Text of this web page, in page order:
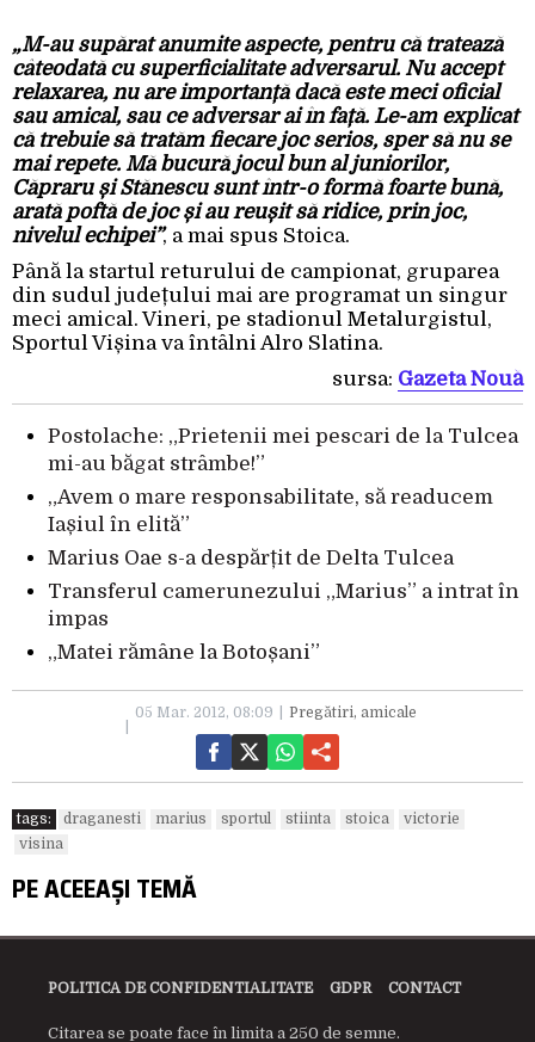
„M-au supărat anumite aspecte, pentru că tratează
câteodată cu superficialitate adversarul. Nu accept
relaxarea, nu are importanță dacă este meci oficial
sau amical, sau ce adversar ai în față. Le-am explicat
că trebuie să tratăm fiecare joc serios, sper să nu se
mai repete. Mă bucură jocul bun al juniorilor,
Căpraru și Stănescu sunt într-o formă foarte bună,
arată poftă de joc și au reușit să ridice, prin joc,
nivelul echipei”, a mai spus Stoica.
Până la startul returului de campionat, gruparea
din sudul județului mai are programat un singur
meci amical. Vineri, pe stadionul Metalurgistul,
Sportul Vișina va întâlni Alro Slatina.
sursa: Gazeta Nouă
Postolache: „Prietenii mei pescari de la Tulcea
mi-au băgat strâmbe!”
„Avem o mare responsabilitate, să readucem
Iașiul în elită”
Marius Oae s-a despărțit de Delta Tulcea
Transferul camerunezului „Marius” a intrat în
impas
„Matei rămâne la Botoșani”
05 Mar. 2012, 08:09 Pregătiri, amicale
tags: draganesti marius sportul stiinta stoica
victorie
visina
PE ACEEAȘI TEMĂ
POLITICA DE CONFIDENTIALITATE GDPR CONTACT
Citarea se poate face în limita a 250 de semne.